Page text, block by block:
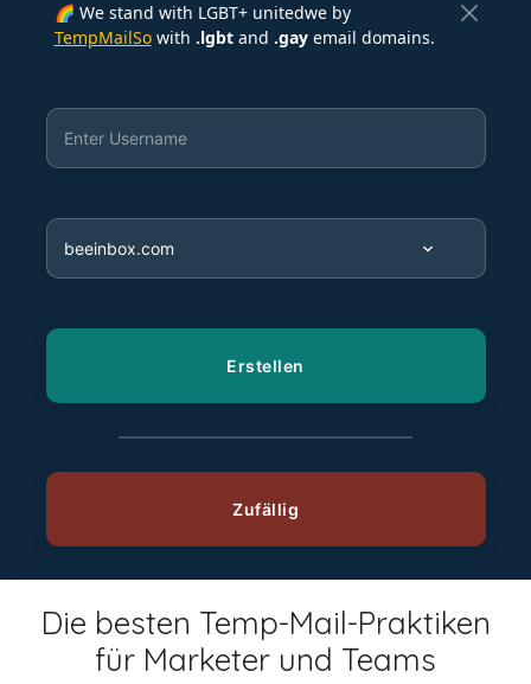
🌈 We stand with LGBT+ unitedwe by
TempMailSowith .lgbtand .gayemail domains.
Die besten Temp-Mail-Praktiken
für Marketer und Teams